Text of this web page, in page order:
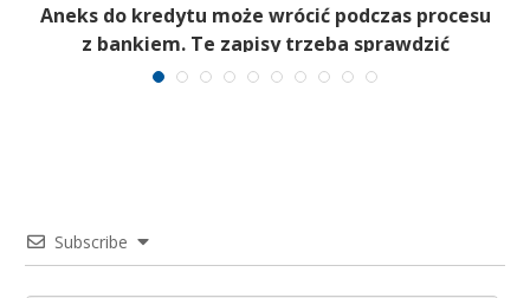
Aneks do kredytu może wrócić podczas procesu
z bankiem. Te zapisy trzeba sprawdzić
Subscribe